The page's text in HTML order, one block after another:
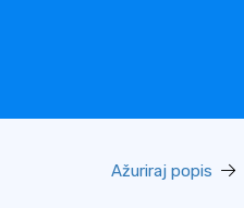
Ažuriraj popis